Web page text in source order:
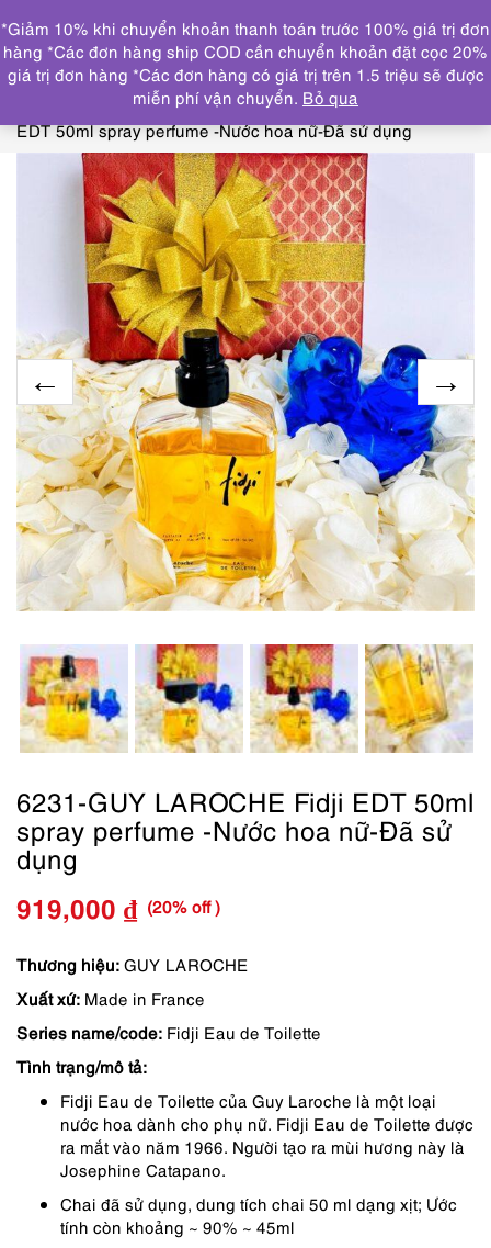
DANH MỤC
Trang chủ NƯỚC HOA
GIVENCHY, VERSACE, GUY
LAROCHE, ESTEE LAUDER
6231-GUY LAROCHE Fidji
EDT 50ml spray perfume -Nước hoa nữ-Đã sử dụng
6231-GUY LAROCHE Fidji EDT 50ml
spray perfume -Nước hoa nữ-Đã sử
dụng
Giá
gốc
là:
1,149,000 ₫.
919,000 ₫
Giá
hiện
tại
là:
919,000 ₫.
(20% off )
Thương hiệu: GUY LAROCHE
Xuất xứ: Made in France
Series name/code: Fidji Eau de Toilette
Tình trạng/mô tả:
Fidji Eau de Toilette của Guy Laroche là một loại
nước hoa dành cho phụ nữ. Fidji Eau de Toilette được
ra mắt vào năm 1966. Người tạo ra mùi hương này là
Josephine Catapano.
Chai đã sử dụng, dung tích chai 50 ml dạng xịt; Ước
tính còn khoảng ~ 90% ~ 45ml
*Giảm 10% khi chuyển khoản thanh toán trước 100% giá trị đơn
hàng *Các đơn hàng ship COD cần chuyển khoản đặt cọc 20%
giá trị đơn hàng *Các đơn hàng có giá trị trên 1.5 triệu sẽ được
miễn phí vận chuyển. Bỏ qua